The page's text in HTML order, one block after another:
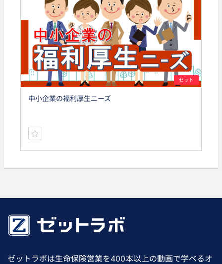
セット
中小企業の福利厚生ニーズ
ゼットラボは生命保険営業を400本以上の動画で学べるオ